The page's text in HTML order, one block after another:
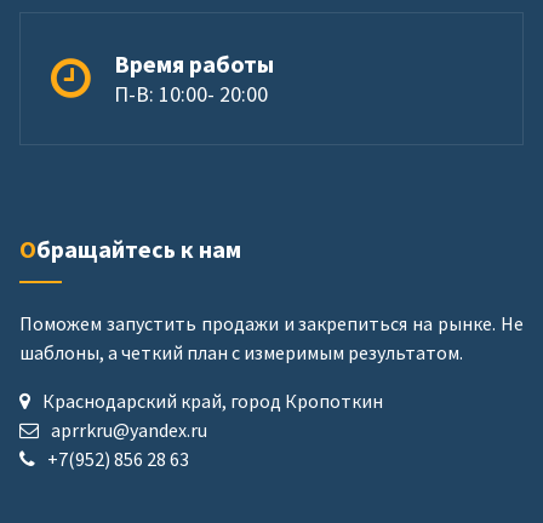
Время работы
П-В: 10:00- 20:00
Обращайтесь к нам
Поможем запустить продажи и закрепиться на рынке. Не
шаблоны, а четкий план с измеримым результатом.
Краснодарский край, город Кропоткин
aprrkru@yandex.ru
+7(952) 856 28 63